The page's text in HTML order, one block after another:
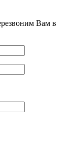
Вам в